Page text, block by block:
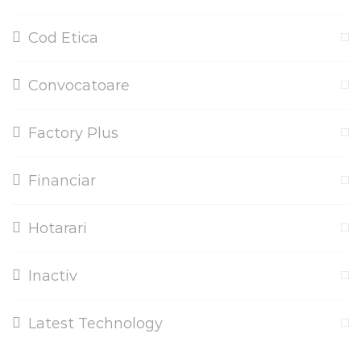
Cod Etica
Convocatoare
Factory Plus
Financiar
Hotarari
Inactiv
Latest Technology